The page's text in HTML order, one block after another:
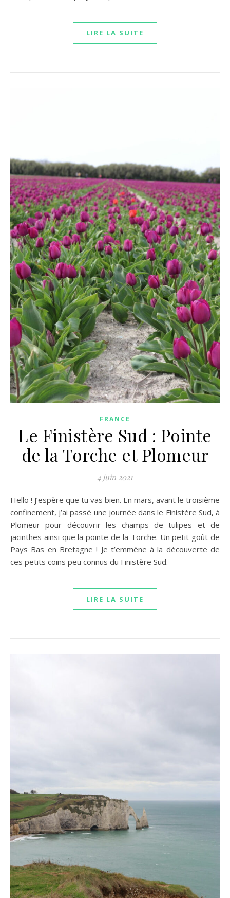
LIRE LA SUITE
FRANCE
Le Finistère Sud : Pointe
de la Torche et Plomeur
4 juin 2021
Hello ! J’espère que tu vas bien. En mars, avant le troisième
confinement, j’ai passé une journée dans le Finistère Sud, à
Plomeur pour découvrir les champs de tulipes et de
jacinthes ainsi que la pointe de la Torche. Un petit goût de
Pays Bas en Bretagne ! Je t’emmène à la découverte de
ces petits coins peu connus du Finistère Sud.
LIRE LA SUITE